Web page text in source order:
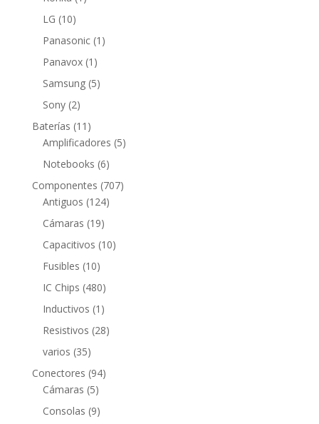
LG 1010
productos
Panasonic 1 1
Panavox 1 1
producto
Samsung 55
Sony 22
productos
Baterías 11 11
productos
Amplificadores 55
Notebooks 66
productos
Componentes 707707
Antiguos 124124
Cámaras 1919
productos
Capacitivos 1010
Fusibles 1010
productos
IC Chips 480480
productos
Inductivos 1 1
producto
Resistivos 2828
varios 3535
productos
Conectores 9494
Cámaras 55
productos
Consolas 99